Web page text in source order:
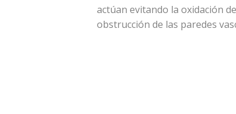
actúan evitando la oxidación
obstrucción de las paredes